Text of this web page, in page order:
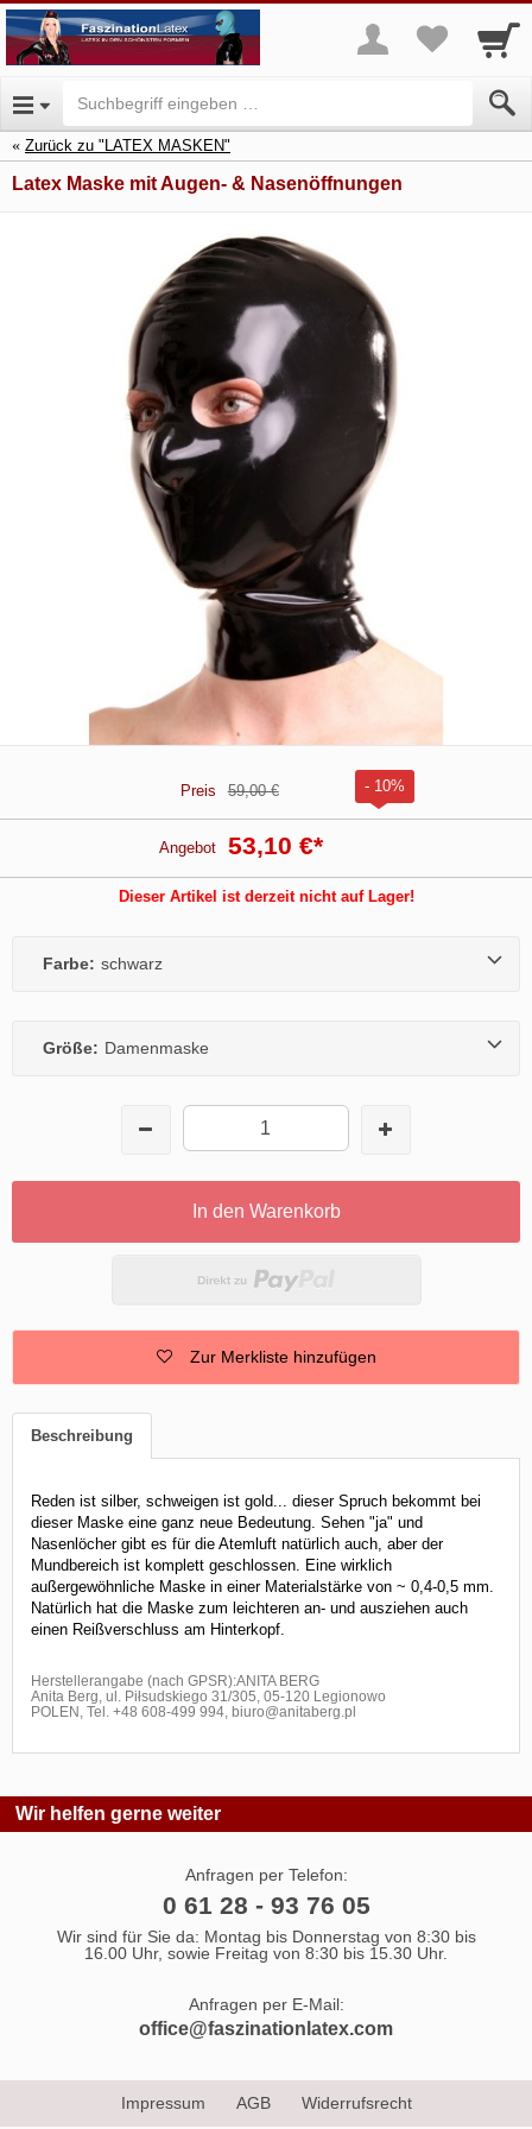
Zurück zu "LATEX MASKEN"
Latex Maske mit Augen- & Nasenöffnungen
Preis 59,00 € - 10%
Angebot 53,10 €*
Dieser Artikel ist derzeit nicht auf Lager!
Farbe: schwarz
Größe: Damenmaske
In den Warenkorb
Zur Merkliste hinzufügen
Beschreibung
Reden ist silber, schweigen ist gold... dieser Spruch bekommt bei
dieser Maske eine ganz neue Bedeutung. Sehen "ja" und
Nasenlöcher gibt es für die Atemluft natürlich auch, aber der
Mundbereich ist komplett geschlossen. Eine wirklich
außergewöhnliche Maske in einer Materialstärke von ~ 0,4-0,5 mm.
Natürlich hat die Maske zum leichteren an- und ausziehen auch
einen Reißverschluss am Hinterkopf.
Herstellerangabe (nach GPSR):ANITA BERG
Anita Berg, ul. Piłsudskiego 31/305, 05-120 Legionowo
POLEN, Tel. +48 608-499 994, biuro@anitaberg.pl
Wir helfen gerne weiter
Anfragen per Telefon:
0 61 28 - 93 76 05
Wir sind für Sie da: Montag bis Donnerstag von 8:30 bis
16.00 Uhr, sowie Freitag von 8:30 bis 15.30 Uhr.
Anfragen per E-Mail:
office@faszinationlatex.com
Impressum AGB Widerrufsrecht